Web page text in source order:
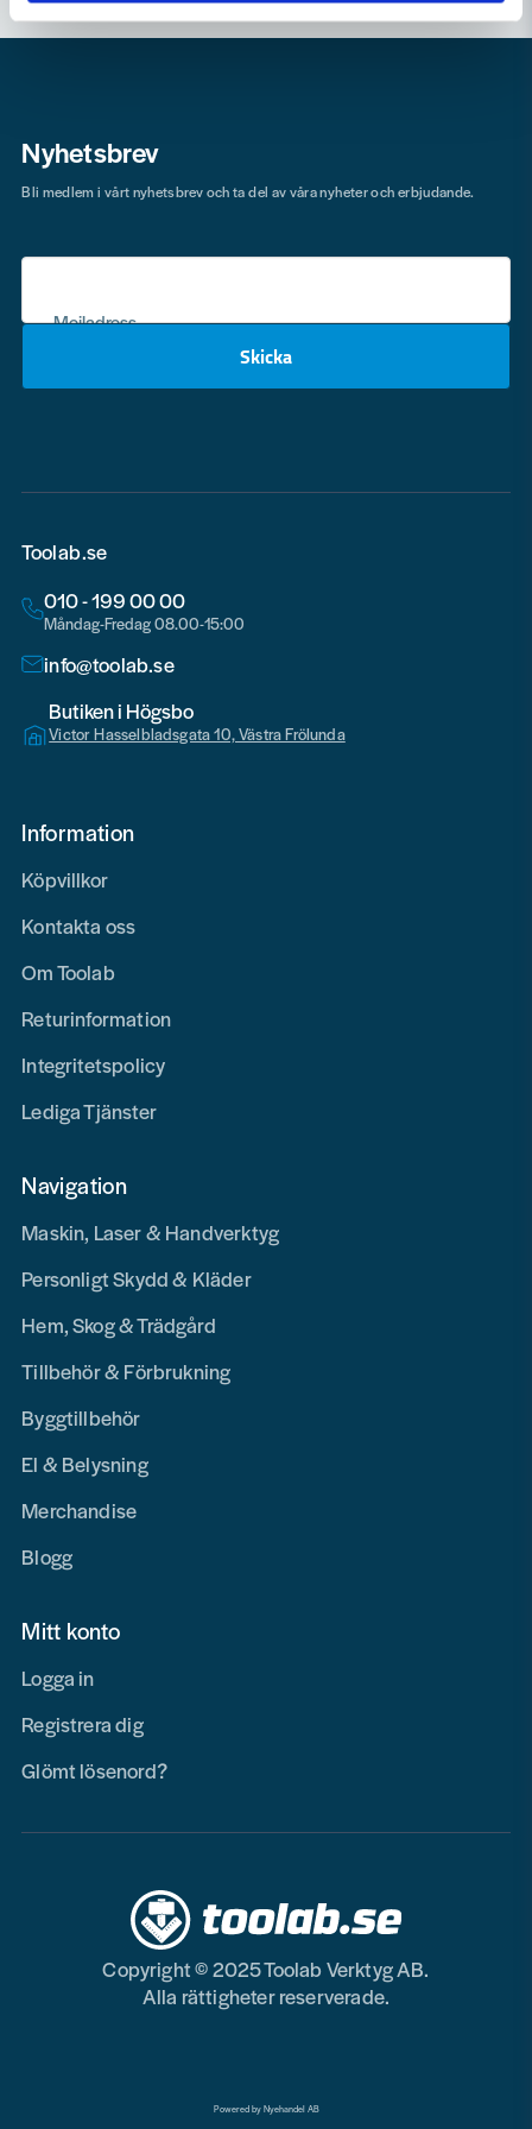
Nyhetsbrev
Mejladress
Skicka
Bli medlem i vårt nyhetsbrev och ta del av våra nyheter och erbjudande.
Toolab.se
010 - 199 00 00
Måndag-Fredag 08.00-15:00
info@toolab.se
Butiken i Högsbo
Victor Hasselbladsgata 10, Västra Frölunda
Information
Köpvillkor
Kontakta oss
Om Toolab
Returinformation
Integritetspolicy
Lediga Tjänster
Navigation
Maskin, Laser & Handverktyg
Personligt Skydd & Kläder
Hem, Skog & Trädgård
Tillbehör & Förbrukning
Byggtillbehör
El & Belysning
Merchandise
Blogg
Mitt konto
Logga in
Registrera dig
Glömt lösenord?
Copyright © 2025 Toolab Verktyg AB.
Alla rättigheter reserverade.
Powered by Nyehandel AB